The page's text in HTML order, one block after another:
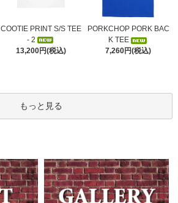
COOTIE PRINT S/S TEE
- 2
13,200円(税込)
PORKCHOP PORK BAC
K TEE
7,260円(税込)
もっと見る